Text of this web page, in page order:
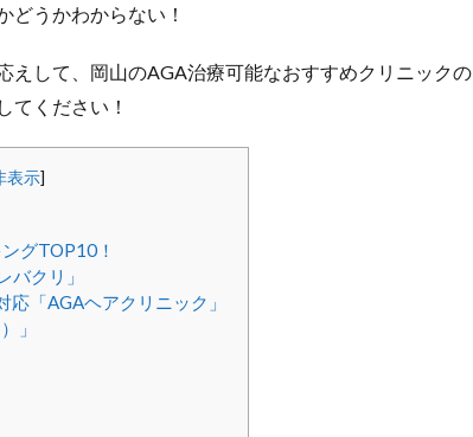
どうかわからない！
えして、岡山のAGA治療可能なおすすめクリニックの
てください！
表示]
グTOP10！
クリ」
「AGAヘアクリニック」
」